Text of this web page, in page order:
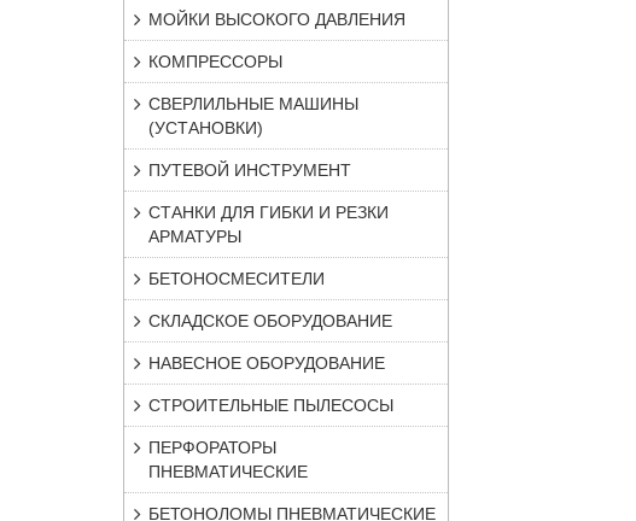
МОЙКИ ВЫСОКОГО ДАВЛЕНИЯ
КОМПРЕССОРЫ
СВЕРЛИЛЬНЫЕ МАШИНЫ
(УСТАНОВКИ)
ПУТЕВОЙ ИНСТРУМЕНТ
СТАНКИ ДЛЯ ГИБКИ И РЕЗКИ
АРМАТУРЫ
БЕТОНОСМЕСИТЕЛИ
СКЛАДСКОЕ ОБОРУДОВАНИЕ
НАВЕСНОЕ ОБОРУДОВАНИЕ
СТРОИТЕЛЬНЫЕ ПЫЛЕСОСЫ
ПЕРФОРАТОРЫ
ПНЕВМАТИЧЕСКИЕ
БЕТОНОЛОМЫ ПНЕВМАТИЧЕСКИЕ